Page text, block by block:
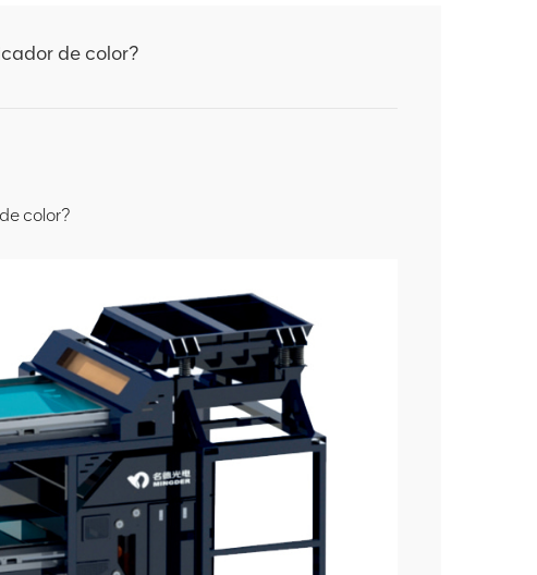
de color?
color?